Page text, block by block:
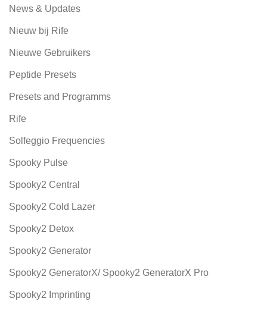
News & Updates
Nieuw bij Rife
Nieuwe Gebruikers
Peptide Presets
Presets and Programms
Rife
Solfeggio Frequencies
Spooky Pulse
Spooky2 Central
Spooky2 Cold Lazer
Spooky2 Detox
Spooky2 Generator
Spooky2 GeneratorX/ Spooky2 GeneratorX Pro
Spooky2 Imprinting